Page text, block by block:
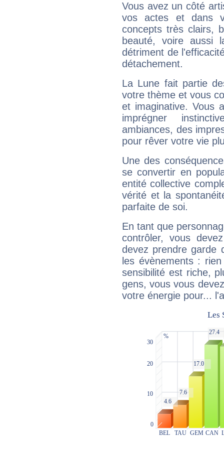
Vous avez un côté
vos actes et dans
concepts très clairs,
beauté, voire aussi
détriment de
détachement.
La Lune fait partie
votre thème et vous
et imaginative. Vous
imprégner
ambiances, des
pour rêver votre vie
Une des
se convertir en
entité collective
vérité et la
parfaite de soi.
En tant que
contrôler, vous
devez prendre garde
les évènements :
sensibilité est riche,
gens, vous vous
votre énergie pour...